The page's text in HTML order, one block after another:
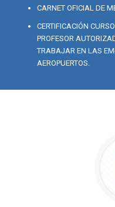
CARNET OFICIAL DE
CERTIFICACIÓN
PROFESOR
TRABAJAR EN LAS
AEROPUERTOS.